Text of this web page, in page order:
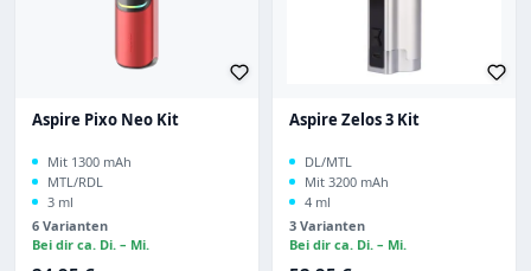
Aspire Pixo Neo Kit
Mit 1300 mAh
MTL/RDL
3 ml
6 Varianten
Bei dir ca. Di. – Mi.
Aspire Zelos 3 Kit
DL/MTL
Mit 3200 mAh
4 ml
3 Varianten
Bei dir ca. Di. – Mi.